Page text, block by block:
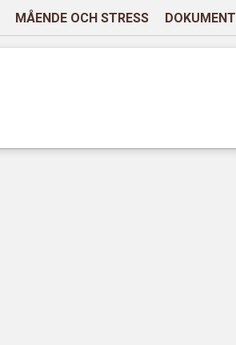
MÅENDE OCH STRESS DOKUMENT